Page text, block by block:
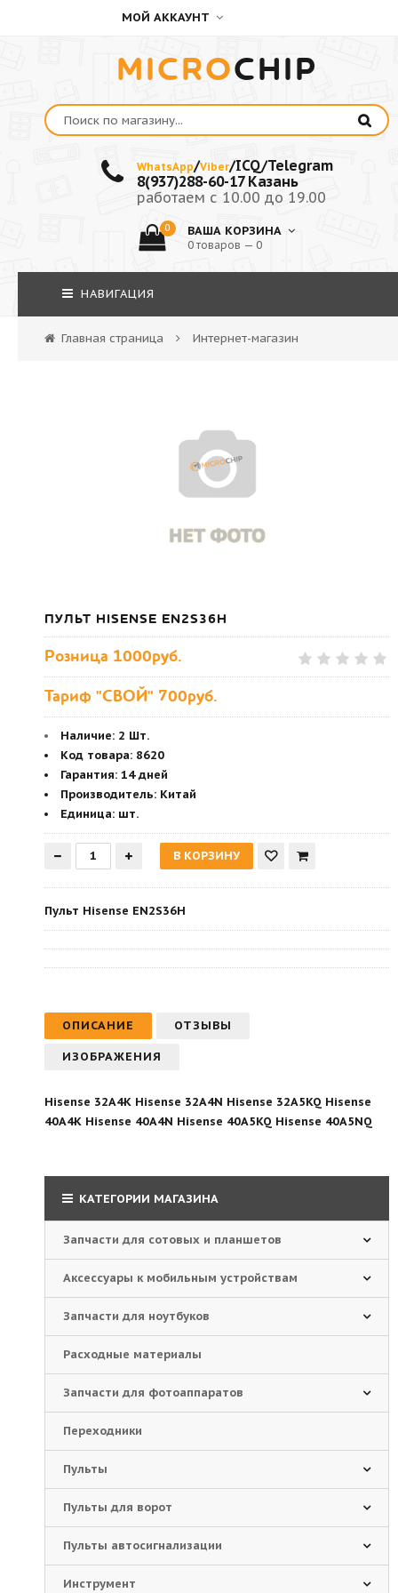
МОЙ АККАУНТ
MICROCHIP
WhatsApp/Viber/ICQ/Telegram
8(937)288-60-17 Казань
работаем с 10.00 до 19.00
0 ВАША КОРЗИНА
0 товаров — 0
НАВИГАЦИЯ
Главная страница Интернет-магазин
ПУЛЬТ HISENSE EN2S36H
Розница 1000руб.
Тариф "СВОЙ" 700руб.
Наличие: 2 Шт.
Код товара: 8620
Гарантия: 14 дней
Производитель: Китай
Единица: шт.
Пульт Hisense EN2S36H
ОПИСАНИЕ ОТЗЫВЫ
ИЗОБРАЖЕНИЯ
Hisense 32A4K Hisense 32A4N Hisense 32A5KQ Hisense
40A4K Hisense 40A4N Hisense 40A5KQ Hisense 40A5NQ
КАТЕГОРИИ МАГАЗИНА
Запчасти для сотовых и планшетов
Аксессуары к мобильным устройствам
Запчасти для ноутбуков
Расходные материалы
Запчасти для фотоаппаратов
Переходники
Пульты
Пульты для ворот
Пульты автосигнализации
Инструмент